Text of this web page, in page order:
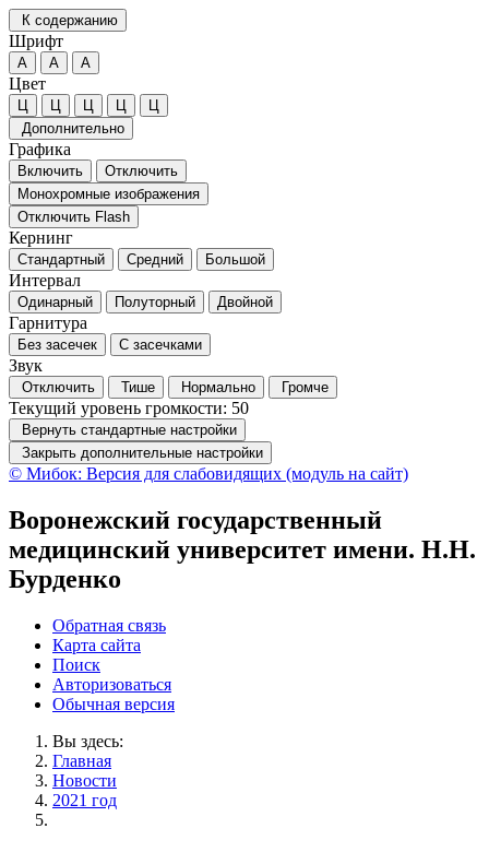
К содержанию
Шрифт
А А А
Цвет
Ц Ц Ц Ц
Ц
Дополнительно
Графика
Включить
Отключить
Монохромные изображения
Отключить Flash
Кернинг
Стандартный Средний Большой
Интервал
Одинарный Полуторный Двойной
Гарнитура
Без засечек С засечками
Звук
Отключить Тише Нормально Громче
Текущий уровень громкости: 50
Вернуть стандартные настройки
Закрыть дополнительные настройки
© Мибок: Версия для слабовидящих (модуль на сайт)
Воронежский государственный
медицинский университет имени. Н.Н.
Бурденко
Обратная связь
Карта сайта
Поиск
Авторизоваться
Обычная версия
Вы здесь:
Главная
Новости
2021 год